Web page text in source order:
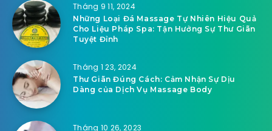
Tháng 9 11, 2024
Những Loại Đá Massage Tự Nhiên Hiệu Quả
Cho Liệu Pháp Spa: Tận Hưởng Sự Thư Giãn
Tuyệt Đỉnh
Tháng 1 23, 2024
Thư Giãn Đúng Cách: Cảm Nhận Sự Dịu
Dàng của Dịch Vụ Massage Body
Tháng 10 26, 2023